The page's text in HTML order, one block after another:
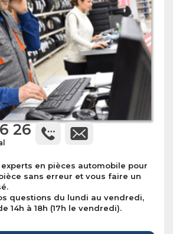
26
experts en pièces automobile pour
sans erreur et vous faire un
questions du lundi au vendredi,
14h à 18h (17h le vendredi).